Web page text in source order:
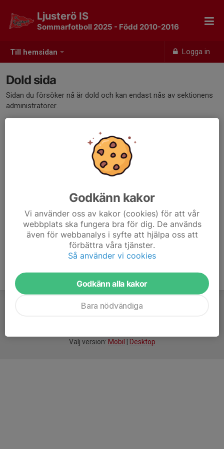
Till hemsidan Logga in
Ljusterö IS
Sommarfotboll 2025 - Född 2010-2016
Dold sida
Sidan du försöker nå är dold och kan endast nås av sektionens
administratörer.
Välj version: Mobil Desktop
Godkänn kakor
Vi använder oss av kakor (cookies) för att vår
webbplats ska fungera bra för dig. De används
även för webbanalys i syfte att hjälpa oss att
förbättra våra tjänster.
Så använder vi cookies
Godkänn alla kakor
Bara nödvändiga